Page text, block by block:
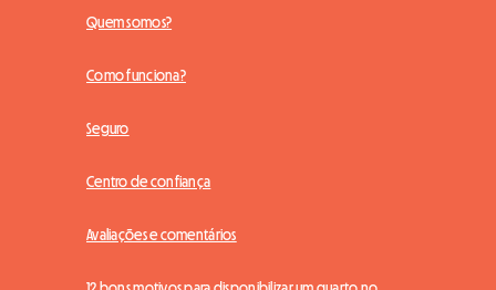
Quem somos?
Como funciona?
Seguro
Centro de confiança
Avaliações e comentários